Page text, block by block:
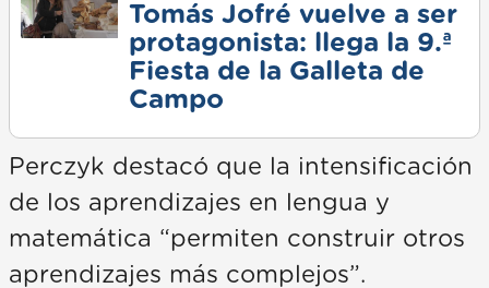
Tomás Jofré vuelve a ser
protagonista: llega la 9.ª
Fiesta de la Galleta de
Campo
Perczyk destacó que la intensificación
de los aprendizajes en lengua y
matemática “permiten construir otros
aprendizajes más complejos”.